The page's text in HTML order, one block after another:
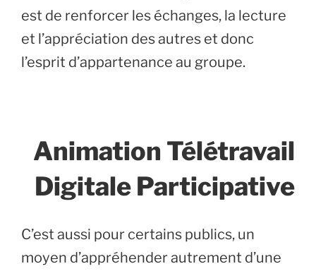
est de renforcer les échanges, la lecture
et l’appréciation des autres et donc
l’esprit d’appartenance au groupe.
Animation Télétravail
Digitale Participative
C’est aussi pour certains publics, un
moyen d’appréhender autrement d’une